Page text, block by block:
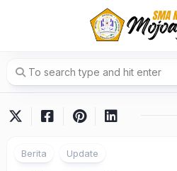
Berita Update